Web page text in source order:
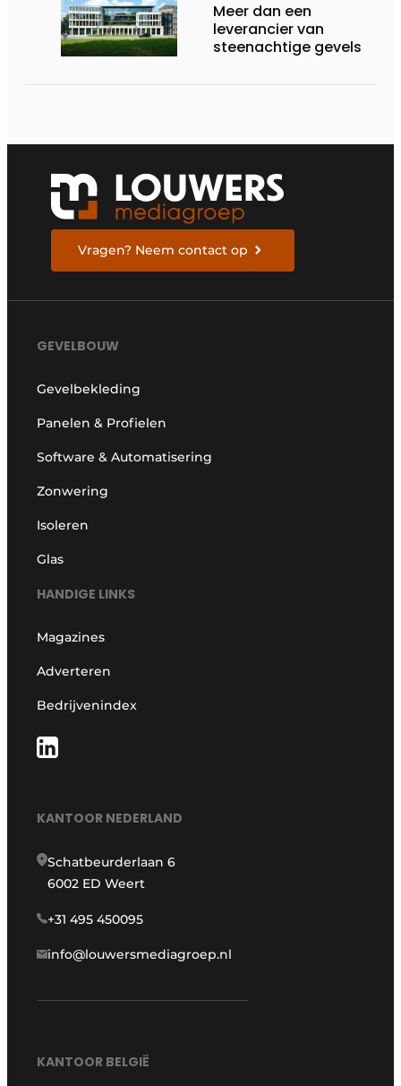
Meer dan een
leverancier van
steenachtige gevels
Vragen? Neem contact op
GEVELBOUW
Gevelbekleding
Panelen & Profielen
Software & Automatisering
Zonwering
Isoleren
Glas
HANDIGE LINKS
Magazines
Adverteren
Bedrijvenindex
KANTOOR NEDERLAND
Schatbeurderlaan 6
6002 ED Weert
+31 495 450095
info@louwersmediagroep.nl
KANTOOR BELGIË